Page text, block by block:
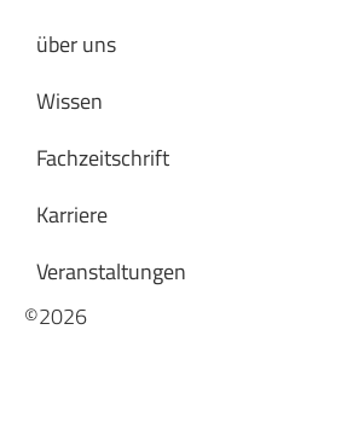
über uns
Wissen
Fachzeitschrift
Karriere
Veranstaltungen
©2026